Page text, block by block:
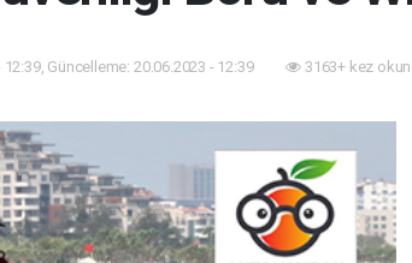
12:39, Güncelleme: 20.06.2023 - 12:39 3163+ kez